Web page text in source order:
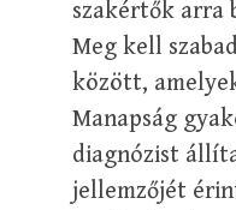
szakértők arra
Meg kell
között,
Manapság
diagnózist
jellemzőjét